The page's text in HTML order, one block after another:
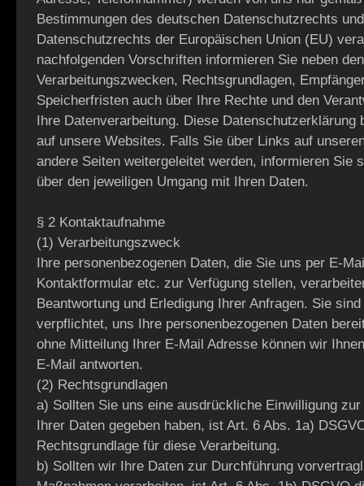
Bestimmungen des deutschen Datenschutzrechts
Datenschutzrechts der Europäischen Union (EU)
nachfolgenden Vorschriften informieren Sie neben den
Verarbeitungszwecken, Rechtsgrundlagen,
Speicherfristen auch über Ihre Rechte und den
Ihre Datenverarbeitung. Diese Datenschutzerklärung
auf unsere Websites. Falls Sie über Links auf
andere Seiten weitergeleitet werden, informieren Sie
über den jeweiligen Umgang mit Ihren Daten.
§ 2 Kontaktaufnahme
(1) Verarbeitungszweck
Ihre personenbezogenen Daten, die Sie uns per E-
Kontaktformular etc. zur Verfügung stellen,
Beantwortung und Erledigung Ihrer Anfragen. Sie
verpflichtet, uns Ihre personenbezogenen Daten
ohne Mitteilung Ihrer E-Mail Adresse können wir
E-Mail antworten.
(2) Rechtsgrundlagen
a) Sollten Sie uns eine ausdrückliche Einwilligung zur
Ihrer Daten gegeben haben, ist Art. 6 Abs. 1a)
Rechtsgrundlage für diese Verarbeitung.
b) Sollten wir Ihre Daten zur Durchführung